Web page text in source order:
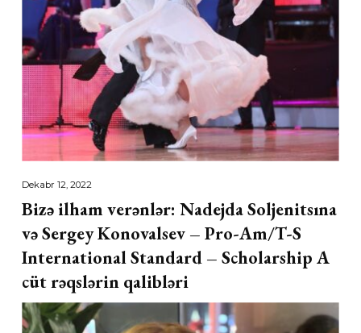
Dekabr 12, 2022
Bizə ilham verənlər: Nadejda Soljenitsına
və Sergey Konovalsev – Pro-Am/T-S
International Standard – Scholarship A
cüt rəqslərin qalibləri